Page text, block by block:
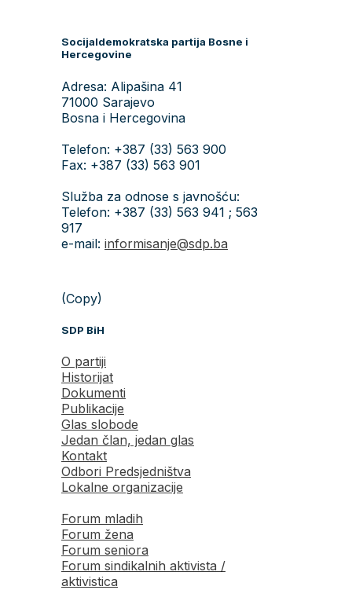
Socijaldemokratska partija Bosne i
Hercegovine
Adresa: Alipašina 41
71000 Sarajevo
Bosna i Hercegovina
Telefon: +387 (33) 563 900
Fax: +387 (33) 563 901
Služba za odnose s javnošću:
Telefon: +387 (33) 563 941 ; 563
917
e-mail: informisanje@sdp.ba
(Copy)
SDP BiH
O partiji
Historijat
Dokumenti
Publikacije
Glas slobode
Jedan član, jedan glas
Kontakt
Odbori Predsjedništva
Lokalne organizacije
Forum mladih
Forum žena
Forum seniora
Forum sindikalnih aktivista /
aktivistica